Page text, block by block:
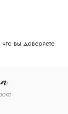
вы доверяете